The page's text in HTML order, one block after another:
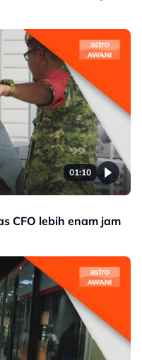
01:10
CFO lebih enam jam